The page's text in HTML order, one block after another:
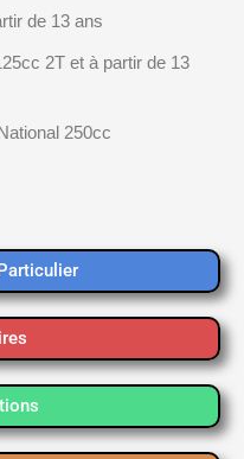
de 13 ans
2T et à partir de 13
250cc